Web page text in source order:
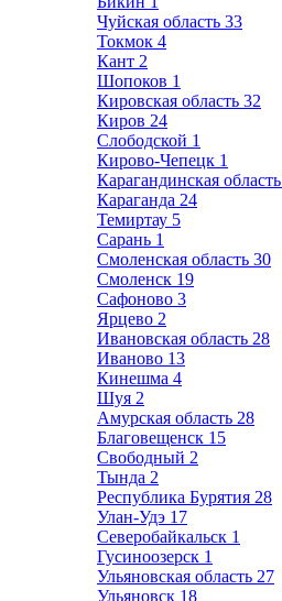
Чуйская область 33
Токмок 4
Кант 2
Шопоков 1
Кировская область 32
Киров 24
Слободской 1
Кирово-Чепецк 1
Карагандинская область
Караганда 24
Темиртау 5
Сарань 1
Смоленская область 30
Смоленск 19
Сафоново 3
Ярцево 2
Ивановская область 28
Иваново 13
Кинешма 4
Шуя 2
Амурская область 28
Благовещенск 15
Свободный 2
Тында 2
Республика Бурятия 28
Улан-Удэ 17
Северобайкальск 1
Гусиноозерск 1
Ульяновская область 27
Ульяновск 18